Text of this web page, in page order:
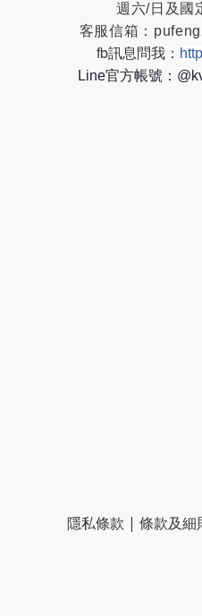
週六/日及國
客服信箱：
fb訊息問我：
Line官方帳號：
隱私條款 | 條款及